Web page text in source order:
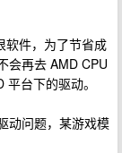
软件，为了节省成
会再去 AMD CPU
台下的驱动。
动问题，某游戏模